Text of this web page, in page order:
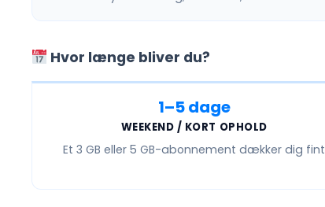
Hvor længe bliver du?
1–5 dage
WEEKEND / KORT OPHOLD
Et3 GB eller 5 GB-abonnement dækker dig fint